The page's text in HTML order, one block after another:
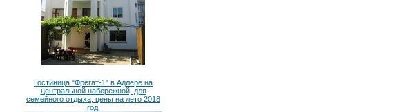
Гостиница "Фрегат-1" в Адлере на
центральной набережной, для
семейного отдыха, цены на лето 2018
год.